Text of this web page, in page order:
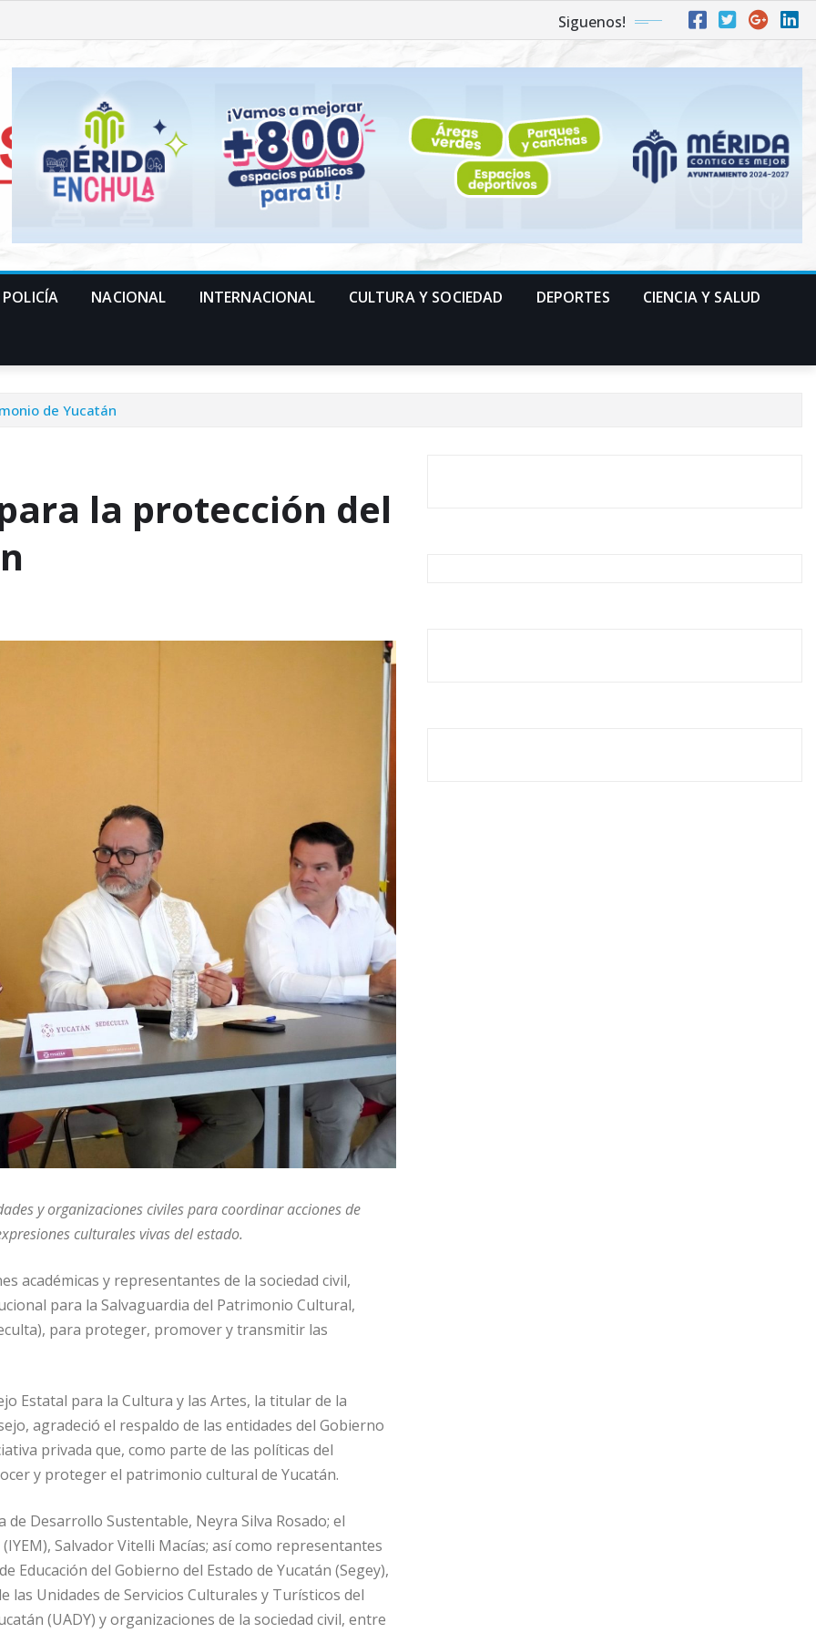
Siguenos!
POLICÍA NACIONAL INTERNACIONAL CULTURA Y SOCIEDAD DEPORTES CIENCIA Y SALUD
de Yucatán
la protección del
y organizaciones civiles para coordinar acciones de
culturales vivas del estado.
académicas y representantes de la sociedad civil,
para la Salvaguardia del Patrimonio Cultural,
para proteger, promover y transmitir las
Estatal para la Cultura y las Artes, la titular de la
agradeció el respaldo de las entidades del Gobierno
privada que, como parte de las políticas del
y proteger el patrimonio cultural de Yucatán.
Desarrollo Sustentable, Neyra Silva Rosado; el
Salvador Vitelli Macías; así como representantes
Educación del Gobierno del Estado de Yucatán (Segey),
las Unidades de Servicios Culturales y Turísticos del
(UADY) y organizaciones de la sociedad civil, entre